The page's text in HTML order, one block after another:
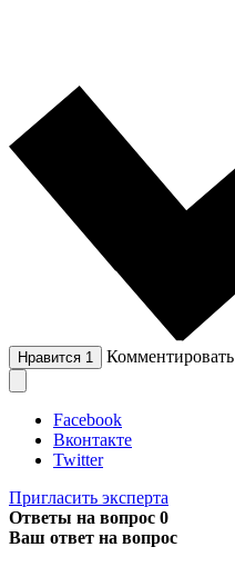
Нравится 1 Комментировать
Facebook
Вконтакте
Twitter
Пригласить эксперта
Ответы на вопрос 0
Ваш ответ на вопрос